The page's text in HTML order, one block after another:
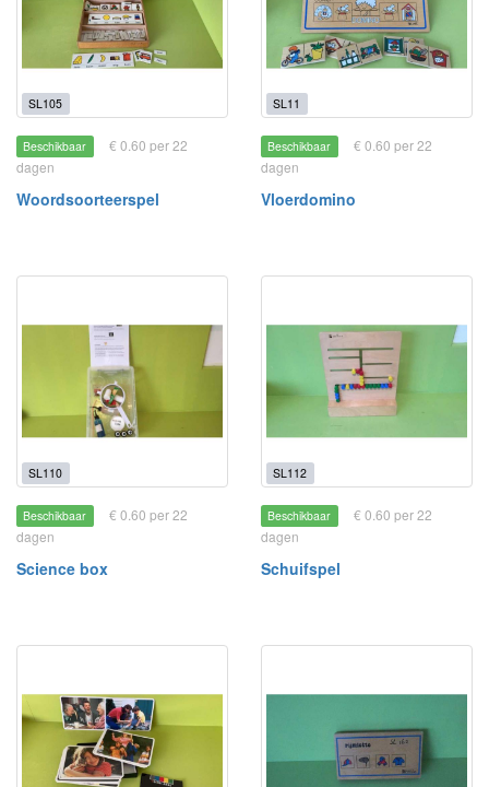
SL105
Beschikbaar
€ 0.60 per 22
dagen
Woordsoorteerspel
SL11
Beschikbaar
€ 0.60 per 22
dagen
Vloerdomino
SL110
Beschikbaar
€ 0.60 per 22
dagen
Science box
SL112
Beschikbaar
€ 0.60 per 22
dagen
Schuifspel